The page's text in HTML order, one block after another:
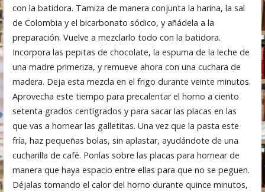
con la batidora. Tamiza de manera conjunta la harina, la sal
de Colombia y el bicarbonato sódico, y añádela a la
preparación. Vuelve a mezclarlo todo con la batidora.
Incorpora las pepitas de chocolate, la espuma de la leche de
una madre primeriza, y remueve ahora con una cuchara de
madera. Deja esta mezcla en el frigo durante veinte minutos.
Aprovecha este tiempo para precalentar el horno a ciento
setenta grados centígrados y para sacar las placas en las
que vas a hornear las galletitas. Una vez que la pasta este
fría, haz pequeñas bolas, sin aplastar, ayudándote de una
cucharilla de café. Ponlas sobre las placas para hornear de
manera que haya espacio entre ellas para que no se peguen.
Déjalas tomando el calor del horno durante quince minutos,